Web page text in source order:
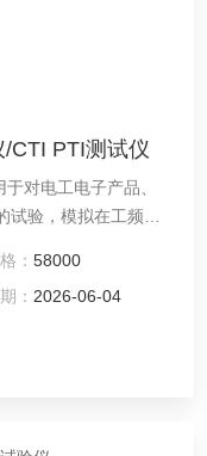
CTI PTI测试仪
对电工电子产品、
试验，模拟在工频
的电气绝缘材料的
准 GB/T6553-2024
下使用的电气绝缘
： 58000
： 2026-06-04